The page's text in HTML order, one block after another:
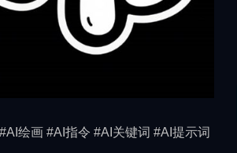
绘画 #AI指令 #AI关键词 #AI提示词